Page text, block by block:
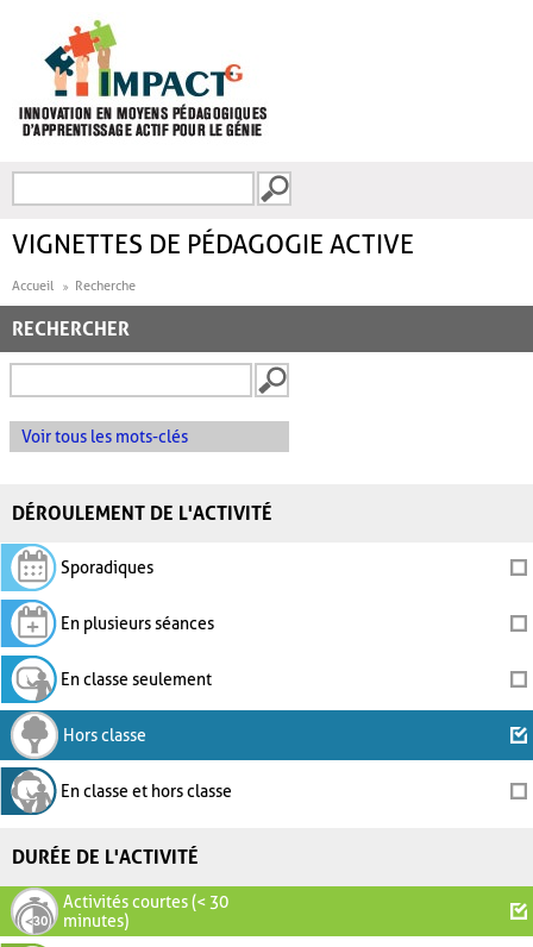
FORMULAIRE DE
VIGNETTES DE PÉDAGOGIE ACTIVE
Accueil Recherche
RECHERCHER
Voir tous les mots-clés
DÉROULEMENT DE L'ACTIVITÉ
Sporadiques
En plusieurs séances
En classe seulement
Hors classe
En classe et hors classe
DURÉE DE L'ACTIVITÉ
Activités courtes (< 30
minutes)